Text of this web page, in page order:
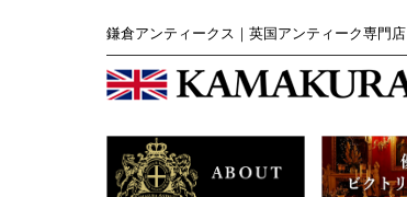
鎌倉アンティークス｜英国アンティーク専門店